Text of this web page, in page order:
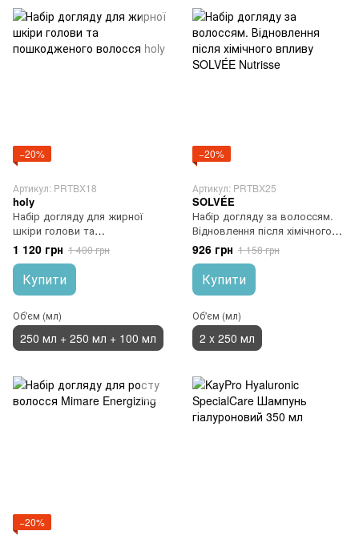
−20%
Артикул: PRTBX18
holy
Набір догляду для жирної
шкіри голови та
пошкодженого волосся holy
1 120 грн 1 400 грн
Купити
Об'єм (мл)
250 мл + 250 мл + 100 мл
−20%
Артикул: PRTBX25
SOLVÉE
Набір догляду за волоссям.
Відновлення після хімічного
впливу SOLVÉE Nutrisse
926 грн 1 158 грн
Купити
Об'єм (мл)
2 x 250 мл
−20%